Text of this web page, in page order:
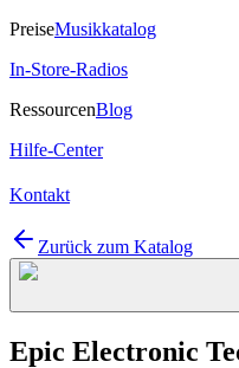
PreiseMusikkatalog
In-Store-Radios
RessourcenBlog
Hilfe-Center
Kontakt
Zurück zum Katalog
Epic Electronic